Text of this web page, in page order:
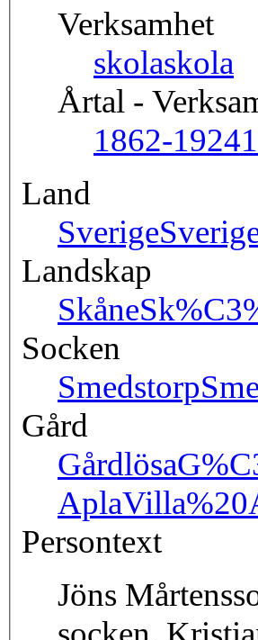
Verksamhet
skolaskola
Årtal -
1862-1924
Land
Sverige
Landskap
Skåne
Socken
Smedstorp
Gård
Gårdlösa
Apla
Persontext
Jöns